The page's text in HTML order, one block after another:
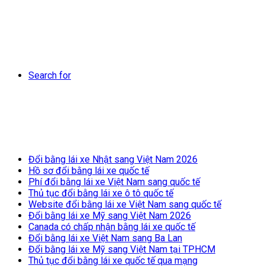
Search for
Đổi bằng lái xe Nhật sang Việt Nam 2026
Hồ sơ đổi bằng lái xe quốc tế
Phí đổi bằng lái xe Việt Nam sang quốc tế
Thủ tục đổi bằng lái xe ô tô quốc tế
Website đổi bằng lái xe Việt Nam sang quốc tế
Đổi bằng lái xe Mỹ sang Việt Nam 2026
Canada có chấp nhận bằng lái xe quốc tế
Đổi bằng lái xe Việt Nam sang Ba Lan
Đổi bằng lái xe Mỹ sang Việt Nam tại TPHCM
Thủ tục đổi bằng lái xe quốc tế qua mạng